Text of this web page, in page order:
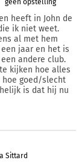
geen opstelling
heeft in John de
ik niet weet.
al met hem
jaar en het is
andere club.
kijken hoe alles
hoe goed/slecht
is dat hij nu
Sittard